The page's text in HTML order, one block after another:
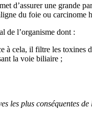
d’assurer une grande
du foie ou carcinome
de l’organisme dont :
à cela, il filtre les toxines
la voie biliaire ;
les plus conséquentes de